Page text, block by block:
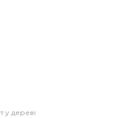
у дереві